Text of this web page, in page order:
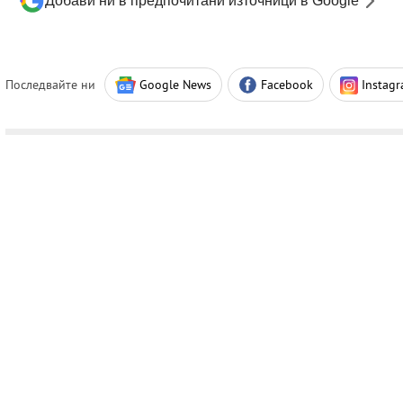
Последвайте ни Google News Facebook